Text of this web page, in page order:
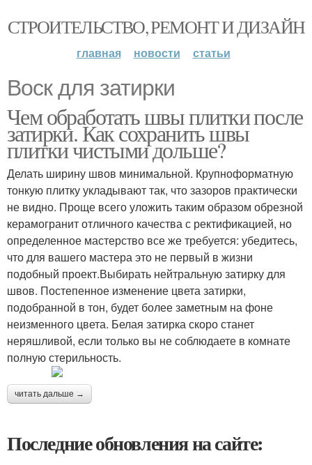
СТРОИТЕЛЬСТВО, РЕМОНТ И ДИЗАЙН
главная новости статьи
Воск для затирки
Чем обработать швы плитки после
затирки. Как сохранить швы
плитки чистыми дольше?
Делать ширину швов минимальной. Крупноформатную
тонкую плитку укладывают так, что зазоров практически
не видно. Проще всего уложить таким образом обрезной
керамогранит отличного качества с ректификацией, но
определенное мастерство все же требуется: убедитесь,
что для вашего мастера это не первый в жизни
подобный проект.Выбирать нейтральную затирку для
швов. Постепенное изменение цвета затирки,
подобранной в тон, будет более заметным на фоне
неизменного цвета. Белая затирка скоро станет
неряшливой, если только вы не соблюдаете в комнате
полную стерильность.
читать дальше →
Последние обновления на сайте: